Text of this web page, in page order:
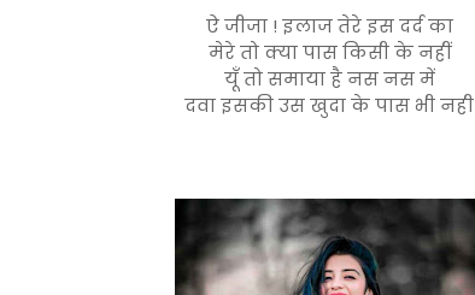
ऐ जीजा ! इलाज तेरे इस दर्द का
मेरे तो क्या पास किसी के नहीं
यूँ तो समाया है नस नस में
दवा इसकी उस खुदा के पास भी नही